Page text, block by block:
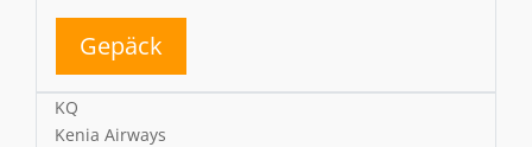
Gepäck
KQ
Kenia Airways